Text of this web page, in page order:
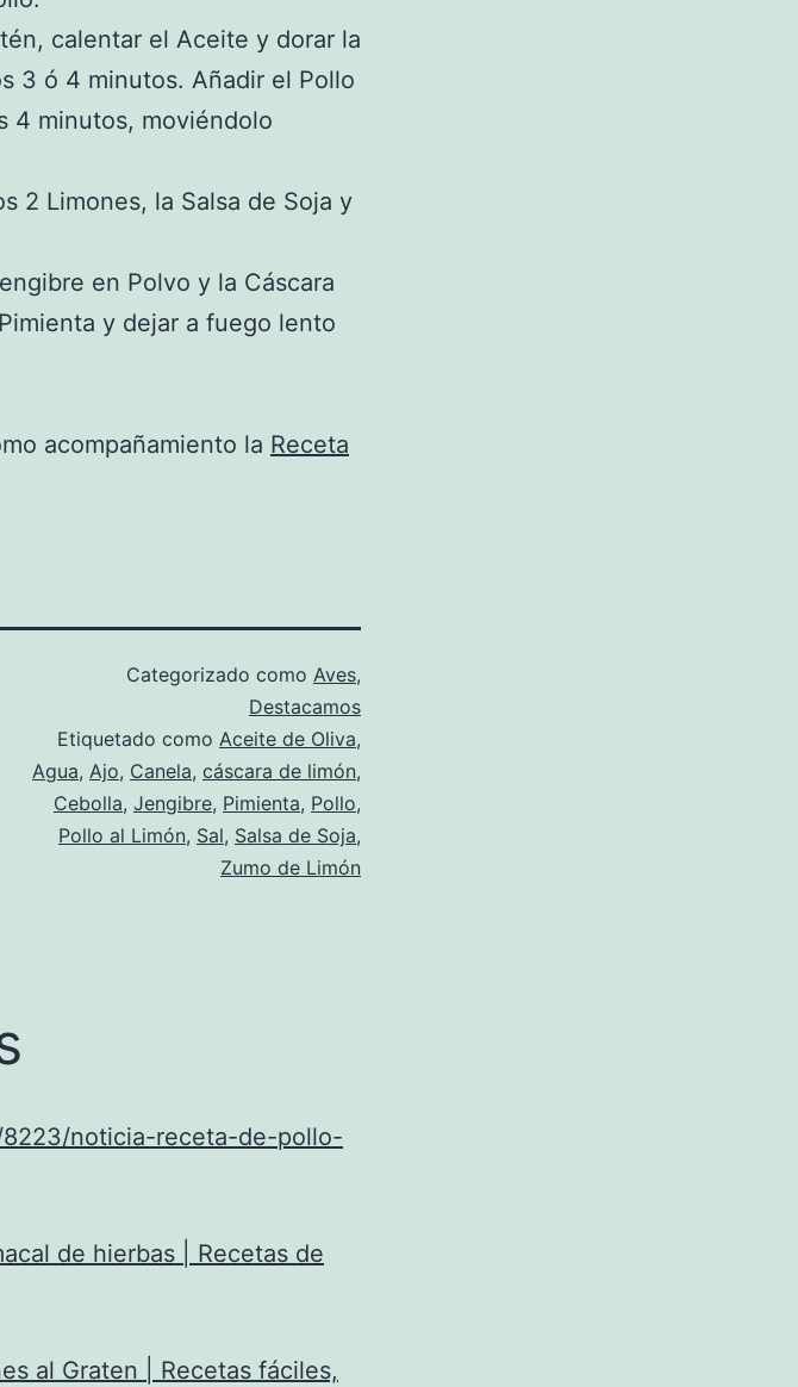
calentar el Aceite y dorar la
3 ó 4 minutos. Añadir el Pollo
4 minutos, moviéndolo
2 Limones, la Salsa de Soja y
en Polvo y la Cáscara
y dejar a fuego lento
acompañamiento la Receta
Categorizado como Aves,
Destacamos
Etiquetado como Aceite de Oliva,
Agua, Ajo, Canela, cáscara de limón,
Cebolla, Jengibre, Pimienta, Pollo,
Pollo al Limón, Sal, Salsa de Soja,
Zumo de Limón
noticia-receta-de-pollo-
de hierbas | Recetas de
al Graten | Recetas fáciles,